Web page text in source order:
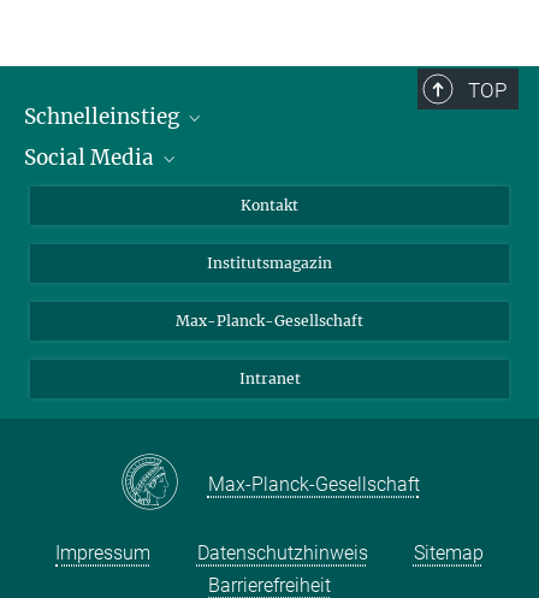
TOP
Schnelleinstieg
Alumni
Fördernde
Schulen
Studierende
Social Media
Bluesky
Facebook
YouTube
Kontakt
Institutsmagazin
Max-Planck-Gesellschaft
Intranet
Max-Planck-Gesellschaft
Impressum Datenschutzhinweis
Sitemap
Barrierefreiheit